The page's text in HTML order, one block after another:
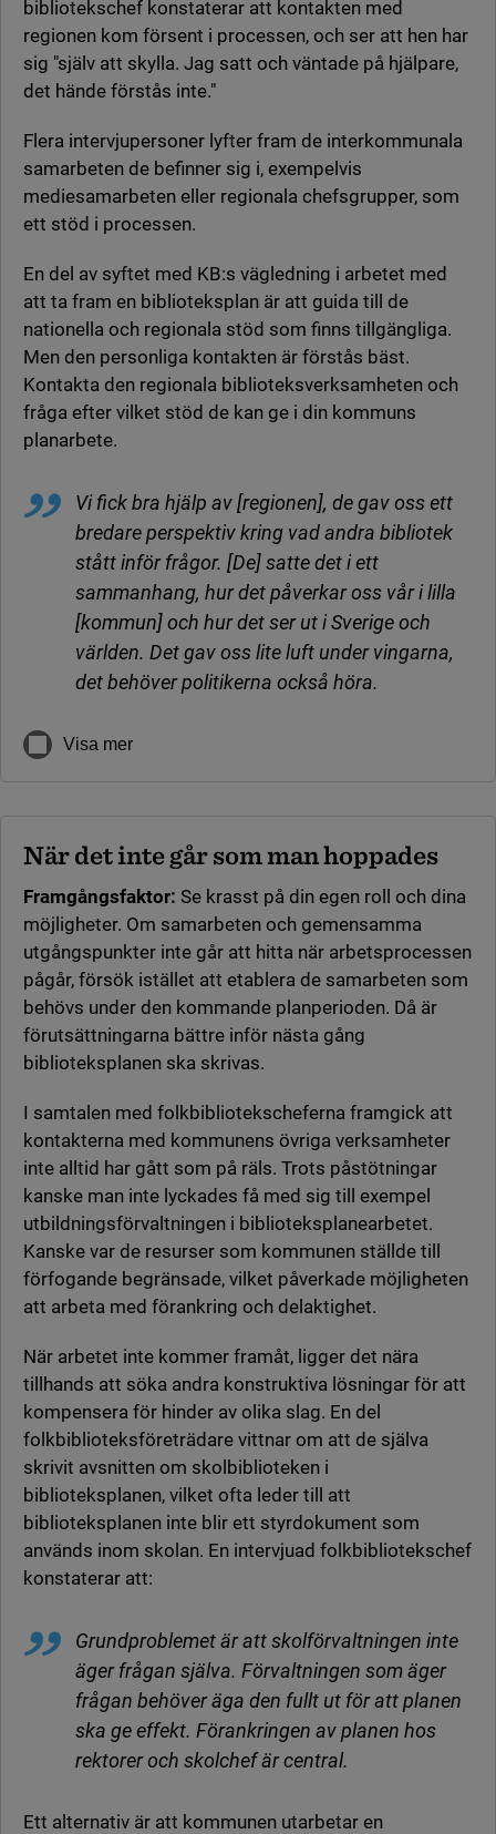
bibliotekschef konstaterar att kontakten med
regionen kom försent i processen, och ser att hen har
sig "själv att skylla. Jag satt och väntade på hjälpare,
det hände förstås inte."
Flera intervjupersoner lyfter fram de interkommunala
samarbeten de befinner sig i, exempelvis
mediesamarbeten eller regionala chefsgrupper, som
ett stöd i processen.
En del av syftet med KB:s vägledning i arbetet med
att ta fram en biblioteksplan är att guida till de
nationella och regionala stöd som finns tillgängliga.
Men den personliga kontakten är förstås bäst.
Kontakta den regionala biblioteksverksamheten och
fråga efter vilket stöd de kan ge i din kommuns
planarbete.
Vi fick bra hjälp av [regionen], de gav oss ett
bredare perspektiv kring vad andra bibliotek
stått inför frågor. [De] satte det i ett
sammanhang, hur det påverkar oss vår i lilla
[kommun] och hur det ser ut i Sverige och
världen. Det gav oss lite luft under vingarna,
det behöver politikerna också höra.
Visa mer
När det inte går som man hoppades
Framgångsfaktor: Se krasst på din egen roll och dina
möjligheter. Om samarbeten och gemensamma
utgångspunkter inte går att hitta när arbetsprocessen
pågår, försök istället att etablera de samarbeten som
behövs under den kommande planperioden. Då är
förutsättningarna bättre inför nästa gång
biblioteksplanen ska skrivas.
I samtalen med folkbibliotekscheferna framgick att
kontakterna med kommunens övriga verksamheter
inte alltid har gått som på räls. Trots påstötningar
kanske man inte lyckades få med sig till exempel
utbildningsförvaltningen i biblioteksplanearbetet.
Kanske var de resurser som kommunen ställde till
förfogande begränsade, vilket påverkade möjligheten
att arbeta med förankring och delaktighet.
När arbetet inte kommer framåt, ligger det nära
tillhands att söka andra konstruktiva lösningar för att
kompensera för hinder av olika slag. En del
folkbiblioteksföreträdare vittnar om att de själva
skrivit avsnitten om skolbiblioteken i
biblioteksplanen, vilket ofta leder till att
biblioteksplanen inte blir ett styrdokument som
används inom skolan. En intervjuad folkbibliotekschef
konstaterar att:
Grundproblemet är att skolförvaltningen inte
äger frågan själva. Förvaltningen som äger
frågan behöver äga den fullt ut för att planen
ska ge effekt. Förankringen av planen hos
rektorer och skolchef är central.
Ett alternativ är att kommunen utarbetar en